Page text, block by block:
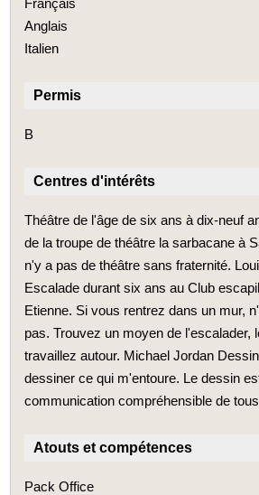
Anglais
Italien
Permis
B
Centres d'intérêts
Théâtre de l'âge de six ans à dix-neuf
de la troupe de théâtre la sarbacane à
n'y a pas de théâtre sans fraternité.
Escalade durant six ans au Club
Etienne. Si vous rentrez dans un mur,
pas. Trouvez un moyen de l'escalader,
travaillez autour. Michael Jordan
dessiner ce qui m'entoure. Le dessin
communication compréhensible de
Atouts et compétences
Pack Office